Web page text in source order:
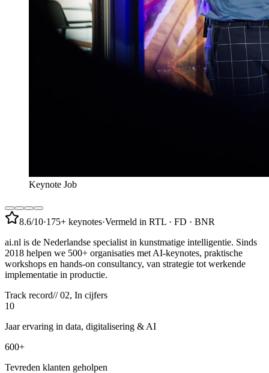
Keynote Job
8.6/10·175+ keynotes·Vermeld in RTL · FD · BNR
ai.nl is de Nederlandse specialist in kunstmatige intelligentie. Sinds
2018 helpen we 500+ organisaties met AI-keynotes, praktische
workshops en hands-on consultancy, van strategie tot werkende
implementatie in productie.
Track record// 02, In cijfers
10
Jaar ervaring in data, digitalisering & AI
600+
Tevreden klanten geholpen